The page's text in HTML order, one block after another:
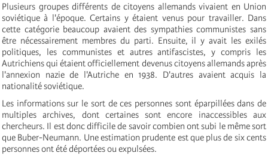
Plusieurs groupes différents de citoyens allemands vivaient en Union
soviétique à l'époque. Certains y étaient venus pour travailler. Dans
cette catégorie beaucoup avaient des sympathies communistes sans
être nécessairement membres du parti. Ensuite, il y avait les exilés
politiques, les communistes et autres antifascistes, y compris les
Autrichiens qui étaient officiellement devenus citoyens allemands après
l'annexion nazie de l'Autriche en 1938. D'autres avaient acquis la
nationalité soviétique.
Les informations sur le sort de ces personnes sont éparpillées dans de
multiples archives, dont certaines sont encore inaccessibles aux
chercheurs. Il est donc difficile de savoir combien ont subi le même sort
que Buber-Neumann. Une estimation prudente est que plus de six cents
personnes ont été déportées ou expulsées.